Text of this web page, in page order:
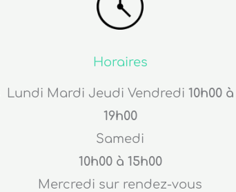
Horaires
Lundi Mardi Jeudi Vendredi 10h00 à
19h00
Samedi
10h00 à 15h00
Mercredi sur rendez-vous